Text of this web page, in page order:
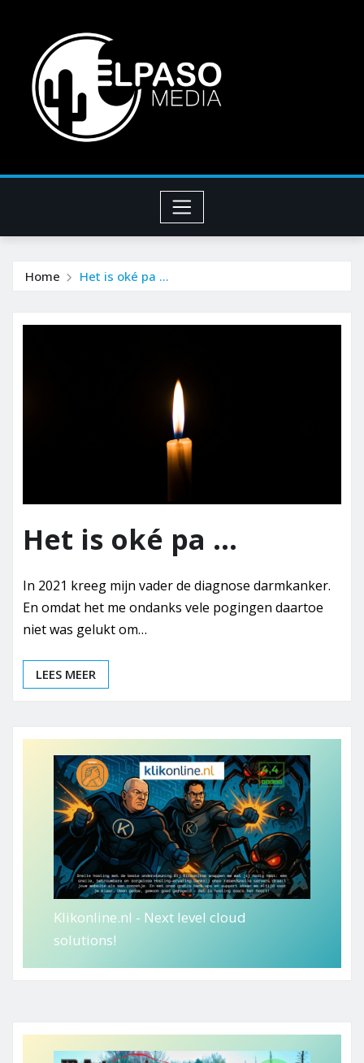
Home Het is oké pa …
Het is oké pa …
In 2021 kreeg mijn vader de diagnose darmkanker.
En omdat het me ondanks vele pogingen daartoe
niet was gelukt om…
LEES MEER
Klikonline.nl - Next level cloud
solutions!